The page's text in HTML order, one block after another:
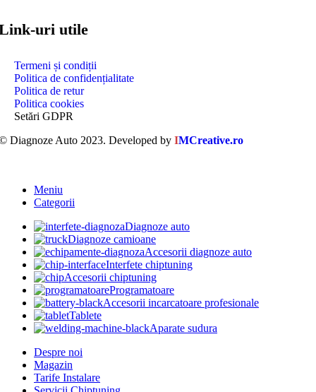
uri utile
Termeni și condiții
Politica de confidențialitate
Politica de retur
Politica cookies
Setări GDPR
Diagnoze Auto 2023. Developed by IMCreative.ro
Meniu
Categorii
Diagnoze auto
Diagnoze camioane
Accesorii diagnoze auto
Interfete chiptuning
Accesorii chiptuning
Programatoare
Accesorii incarcatoare profesionale
Tablete
Aparate sudura
Despre noi
Magazin
Tarife Instalare